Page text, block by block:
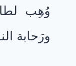
وُهِب
ورَحابة